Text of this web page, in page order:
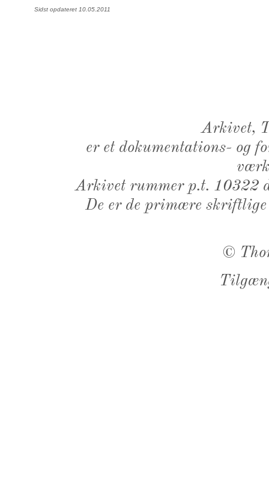
Sidst opdateret 10.05.2011
Arkivet,
er et dokumentations- og
Arkivet rummer p.t. 10322
De er de primære
©